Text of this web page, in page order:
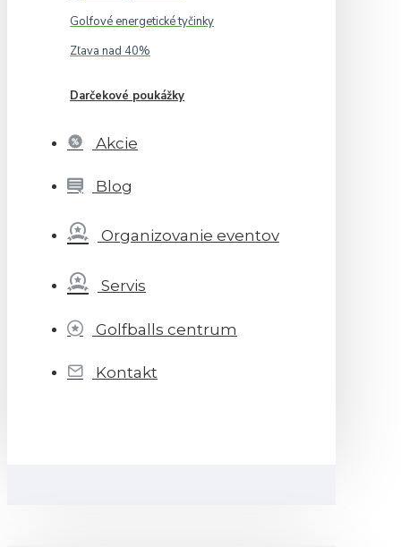
Golfové energetické tyčinky
Zľava nad 40%
Darčekové poukážky
Akcie
Blog
Organizovanie eventov
Servis
Golfballs centrum
Kontakt